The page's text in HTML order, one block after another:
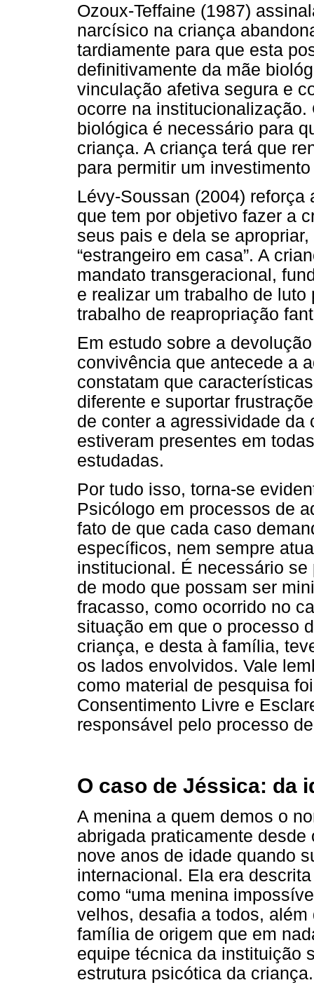
Ozoux-Teffaine (1987)
narcísico na criança
tardiamente para que esta
definitivamente da mãe
vinculação afetiva segura e
ocorre na
biológica é necessário para
criança. A criança terá que
para permitir um
Lévy-Soussan (2004)
que tem por objetivo fazer a
seus pais e dela se
“estrangeiro em casa”. A
mandato transgeracional,
e realizar um trabalho de
trabalho de reapropriação
Em estudo sobre a
convivência que antecede a
constatam que
diferente e suportar
de conter a agressividade da
estiveram presentes em
estudadas.
Por tudo isso, torna-se
Psicólogo em processos de
fato de que cada caso
específicos, nem sempre
institucional. É necessário
de modo que possam ser
fracasso, como ocorrido no
situação em que o processo
criança, e desta à família,
os lados envolvidos. Vale
como material de pesquisa
Consentimento Livre e
responsável pelo processo
O caso de Jéssica: da
A menina a quem demos o
abrigada praticamente
nove anos de idade quando
internacional. Ela era
como “uma menina
velhos, desafia a todos,
família de origem que em
equipe técnica da instituição
estrutura psicótica da criança.